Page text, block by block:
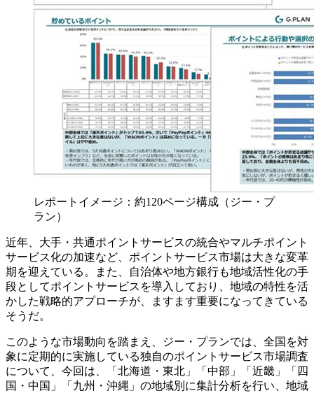
レポートイメージ：約120ページ構成（ジー・プ
ラン）
近年、大手・共通ポイントサービスの統合やマルチポイント
サービス化の加速など、ポイントサービス市場は大きな変革
期を迎えている。また、自治体や地方銀行も地域活性化の手
段としてポイントサービスを導入しており、地域の特性を活
かした戦略的アプローチが、ますます重要になってきている
そうだ。
このような市場動向を踏まえ、ジー・プランでは、全国を対
象に定期的に実施している独自のポイントサービス市場調査
について、今回は、「北海道・東北」「中部」「近畿」「四
国・中国」「九州・沖縄」の地域別に集計分析を行い、地域